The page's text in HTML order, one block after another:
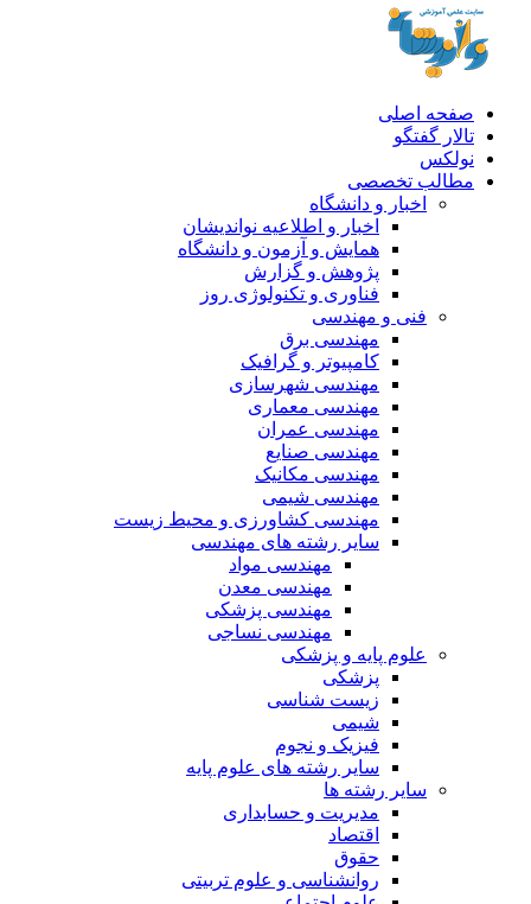
صفحه اصلی
تالار گفتگو
نولکس
مطالب تخصصی
اخبار و دانشگاه
اخبار و اطلاعیه نواندیشان
همایش و آزمون و دانشگاه
پژوهش و گزارش
فناوری و تکنولوژی روز
فنی و مهندسی
مهندسی برق
کامپیوتر و گرافیک
مهندسی شهرسازی
مهندسی معماری
مهندسی عمران
مهندسی صنایع
مهندسی مکانیک
مهندسی شیمی
مهندسی کشاورزی و محیط زیست
سایر رشته های مهندسی
مهندسی مواد
مهندسی معدن
مهندسی پزشکی
مهندسی نساجی
علوم پایه و پزشکی
پزشکی
زیست شناسی
شیمی
فیزیک و نجوم
سایر رشته های علوم پایه
سایر رشته ها
مدیریت و حسابداری
اقتصاد
حقوق
روانشناسی و علوم تربیتی